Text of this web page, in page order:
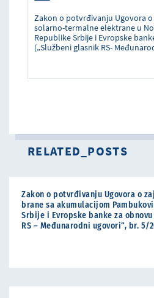
Zakon o potvrđivanju Ugovora
solarno-termalne elektrane u
Republike Srbije i Evropske
(„Službeni glasnik RS-
RELATED_POSTS
Zakon o potvrđivanju Ugovora o
brane sa akumulacijom
Srbije i Evropske banke za
RS – Međunarodni ugovori“, br. 5/